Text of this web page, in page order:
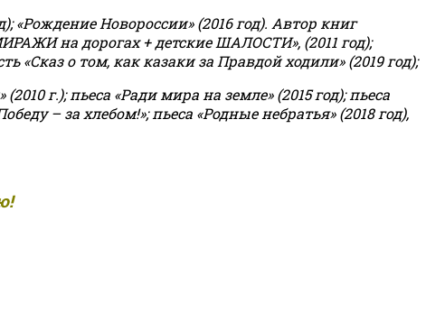
«Рождение Новороссии» (2016 год). Автор книг
на дорогах + детские ШАЛОСТИ», (2011 год);
«Сказ о том, как казаки за Правдой ходили» (2019 год);
г.); пьеса «Ради мира на земле» (2015 год); пьеса
– за хлебом!»;пьеса «Родные небратья» (2018 год),